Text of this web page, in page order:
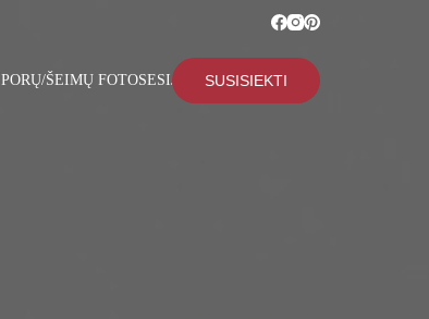
PORŲ/ŠEIMŲ FOTOSESIJOS SUSISIEKTI